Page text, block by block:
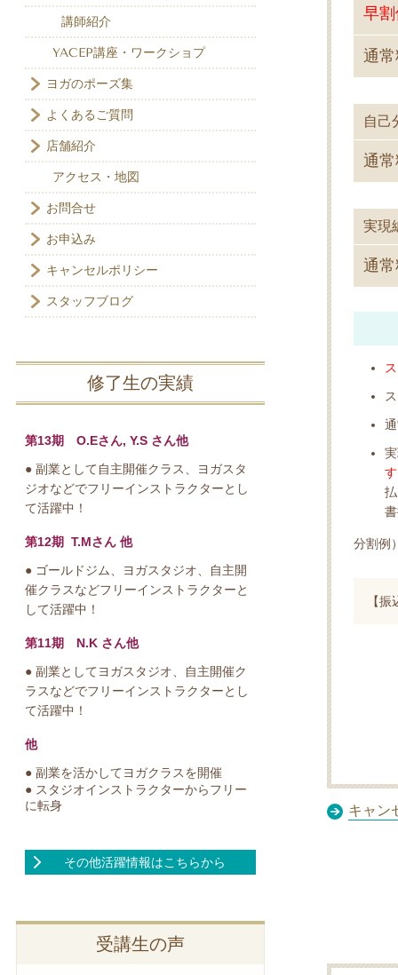
早
通
自己
通
実現
通
分割例
【
キャン
講師紹介
YACEP講座・ワークショプ
ヨガのポーズ集
よくあるご質問
店舗紹介
アクセス・地図
お問合せ
お申込み
キャンセルポリシー
スタッフブログ
修了生の実績
第13期 O.Eさん, Y.S さん他
● 副業として自主開催クラス、ヨガスタ
ジオなどでフリーインストラクターとし
て活躍中！
第12期 T.Mさん 他
● ゴールドジム、ヨガスタジオ、自主開
催クラスなどフリーインストラクターと
して活躍中！
第11期 N.K さん他
● 副業としてヨガスタジオ、自主開催ク
ラスなどでフリーインストラクターとし
て活躍中！
他
● 副業を活かしてヨガクラスを開催
● スタジオインストラクターからフリー
に転身
その他活躍情報はこちらから
受講生の声